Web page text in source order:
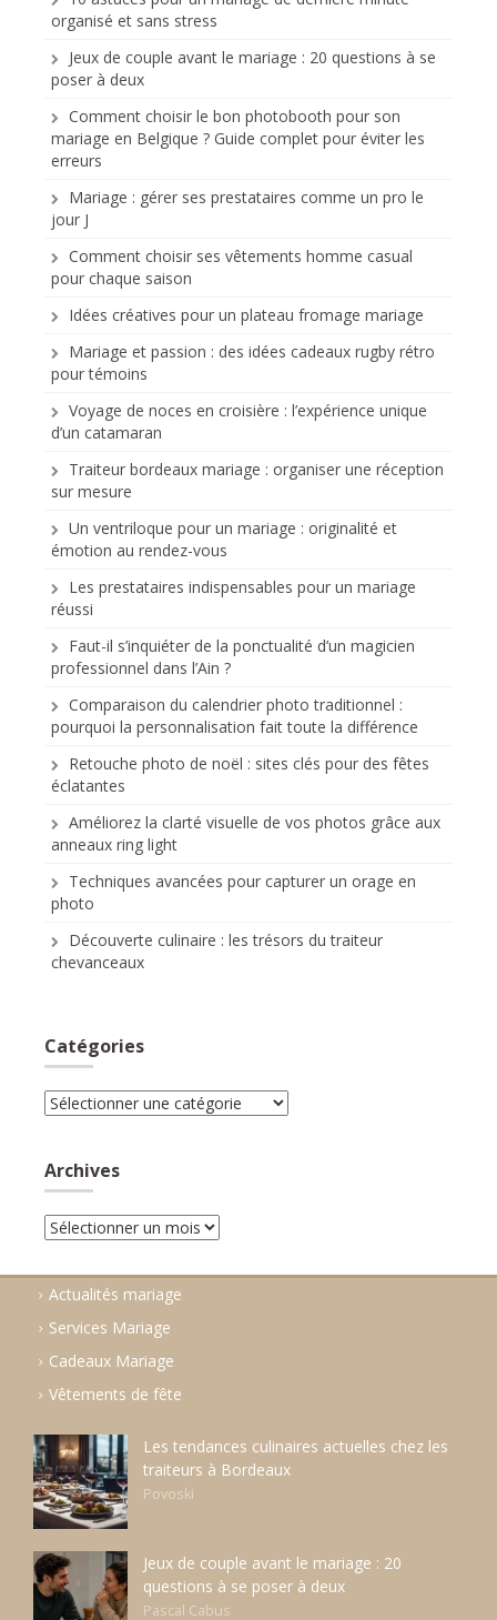
organisé et sans stress
Jeux de couple avant le mariage : 20 questions à se
poser à deux
Comment choisir le bon photobooth pour son
mariage en Belgique ? Guide complet pour éviter les
erreurs
Mariage : gérer ses prestataires comme un pro le
jour J
Comment choisir ses vêtements homme casual
pour chaque saison
Idées créatives pour un plateau fromage mariage
Mariage et passion : des idées cadeaux rugby rétro
pour témoins
Voyage de noces en croisière : l’expérience unique
d’un catamaran
Traiteur bordeaux mariage : organiser une réception
sur mesure
Un ventriloque pour un mariage : originalité et
émotion au rendez-vous
Les prestataires indispensables pour un mariage
réussi
Faut-il s’inquiéter de la ponctualité d’un magicien
professionnel dans l’Ain ?
Comparaison du calendrier photo traditionnel :
pourquoi la personnalisation fait toute la différence
Retouche photo de noël : sites clés pour des fêtes
éclatantes
Améliorez la clarté visuelle de vos photos grâce aux
anneaux ring light
Techniques avancées pour capturer un orage en
photo
Découverte culinaire : les trésors du traiteur
chevanceaux
Catégories
Catégories
Archives
Archives
Actualités mariage
Services Mariage
Cadeaux Mariage
Vêtements de fête
Les tendances culinaires actuelles chez les
traiteurs à Bordeaux
Povoski
Jeux de couple avant le mariage : 20
questions à se poser à deux
Pascal Cabus